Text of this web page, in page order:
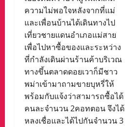
ความไม่พอใจหลังจากที่แม่
และเพื่อนบ้านได้เดินทางไป
เที่ยวชายแดนอำเภอแม่สาย
เพื่อไปหาซื้อของและระหว่าง
ที่กำลังเดินผ่านร้านค้าบริเวณ
ทางขึ้นตลาดดอยเวาก็มีชาว
พม่าเข้ามาถามขายบุหรี่ให้
พร้อมกับแจ้งว่าสามารถซื้อได้
คนละจำนวน 2คอทตอน จึงได้
หลงเชื่อและได้ไปกันจำนวน 3